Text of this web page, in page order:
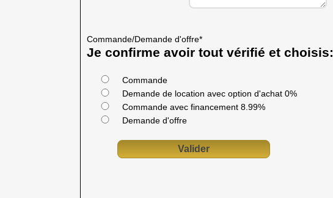
Commande/Demande d'offre*
Je confirme avoir tout vérifié et choisis:
Commande
Demande de location avec option d'achat 0%
Commande avec financement 8.99%
Demande d'offre